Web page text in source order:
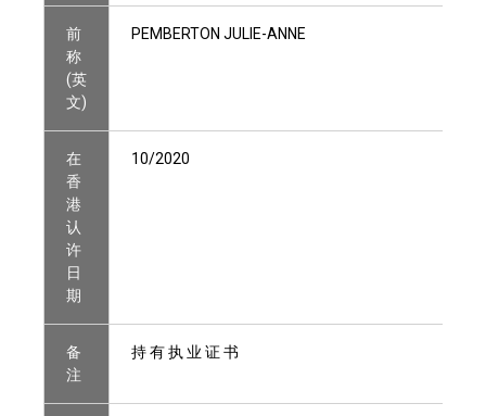
前
称
(英
文)
PEMBERTON JULIE-ANNE
在
香
港
认
许
日
期
10/2020
备
注
持 有 执 业 证 书